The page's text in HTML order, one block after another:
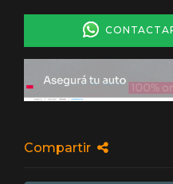
Compartir